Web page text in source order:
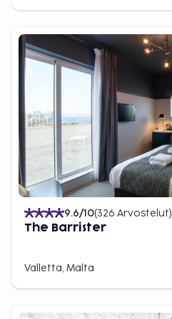
9.6/10(326 Arvostelut)
The Barrister
Valletta, Malta